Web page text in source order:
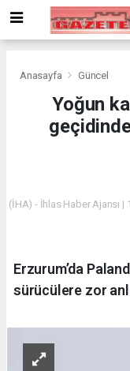
Bonusu
Veren
deneme
Yeni
Anasayfa Güncel
Yoğun
(İHA) - İhlas Haber Ajansı |
Erzurum’da
sürücülere zor